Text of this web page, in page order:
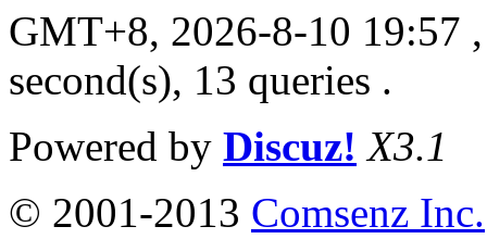
GMT+8, 2026-8-10 19:57
second(s), 13 queries .
Powered by Discuz! X3.1
© 2001-2013 Comsenz Inc.